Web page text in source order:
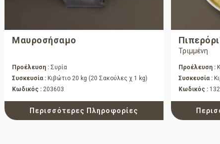
Μαυροσήσαμο
Προέλευση : Συρία
Συσκευσία : Κιβώτιο 20 kg (20 Σακούλες χ 1 kg)
Κωδικός : 203603
Περισσότερες Πληροφορίες
Τριμμένη
Προέλευση :
Συσκευσία :
Κωδικός :